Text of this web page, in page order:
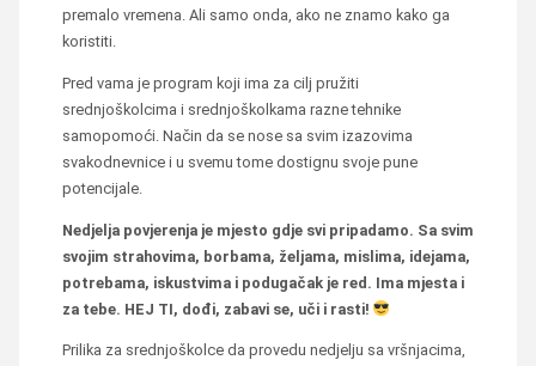
premalo vremena. Ali samo onda, ako ne znamo kako ga
koristiti.
Pred vama je program koji ima za cilj pružiti
srednjoškolcima i srednjoškolkama razne tehnike
samopomoći. Način da se nose sa svim izazovima
svakodnevnice i u svemu tome dostignu svoje pune
potencijale.
Nedjelja povjerenja je mjesto gdje svi pripadamo. Sa svim
svojim strahovima, borbama, željama, mislima, idejama,
potrebama, iskustvima i podugačak je red. Ima mjesta i
za tebe. HEJ TI, dođi, zabavi se, uči i rasti!
Prilika za srednjoškolce da provedu nedjelju sa vršnjacima,